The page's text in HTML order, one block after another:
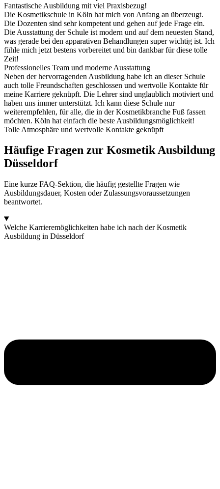
Fantastische Ausbildung mit viel Praxisbezug!
Die Kosmetikschule in Köln hat mich von Anfang an überzeugt.
Die Dozenten sind sehr kompetent und gehen auf jede Frage ein.
Die Ausstattung der Schule ist modern und auf dem neuesten Stand,
was gerade bei den apparativen Behandlungen super wichtig ist. Ich
fühle mich jetzt bestens vorbereitet und bin dankbar für diese tolle
Zeit!
Professionelles Team und moderne Ausstattung
Neben der hervorragenden Ausbildung habe ich an dieser Schule
auch tolle Freundschaften geschlossen und wertvolle Kontakte für
meine Karriere geknüpft. Die Lehrer sind unglaublich motiviert und
haben uns immer unterstützt. Ich kann diese Schule nur
weiterempfehlen, für alle, die in der Kosmetikbranche Fuß fassen
möchten. Köln hat einfach die beste Ausbildungsmöglichkeit!
Tolle Atmosphäre und wertvolle Kontakte geknüpft
Häufige Fragen zur Kosmetik Ausbildung
Düsseldorf
Eine kurze FAQ-Sektion, die häufig gestellte Fragen wie
Ausbildungsdauer, Kosten oder Zulassungsvoraussetzungen
beantwortet.
Welche Karrieremöglichkeiten habe ich nach der Kosmetik
Ausbildung in Düsseldorf